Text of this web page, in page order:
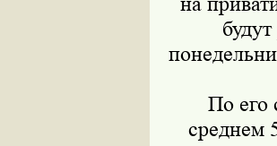
По его
среднем